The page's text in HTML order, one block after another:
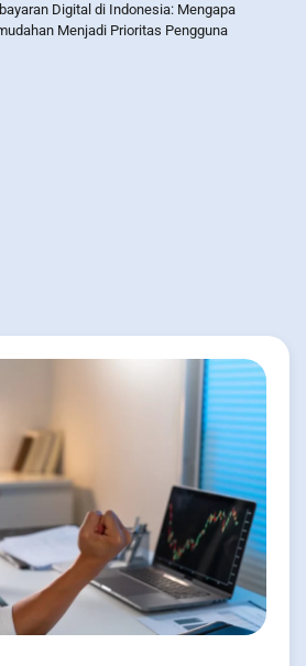
Digital di Indonesia: Mengapa
Menjadi Prioritas Pengguna